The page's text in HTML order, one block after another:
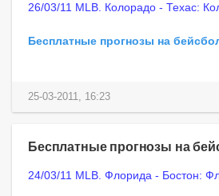
26/03/11 MLB. Колорадо - Техас:
Бесплатные прогнозы на
25-03-2011, 16:23
Бесплатные прогнозы на
24/03/11 MLB. Флорида - Бостон: